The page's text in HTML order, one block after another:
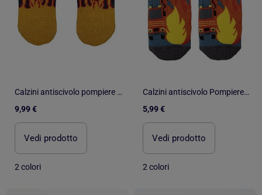
Calzini antiscivolo pompiere a maglia bambino Isotoner
9,99 €
Vedi prodotto
2 colori
Calzini antiscivolo Pompiere - cotone bambino Isotoner
5,99 €
Vedi prodotto
2 colori